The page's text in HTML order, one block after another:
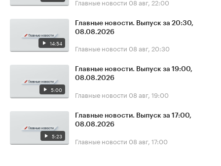
14:54
Главные новости. Выпуск за 20:30,
08.08.2026
Главные новости 08 авг, 20:30
5:00
Главные новости. Выпуск за 19:00,
08.08.2026
Главные новости 08 авг, 19:00
5:23
Главные новости. Выпуск за 17:00,
08.08.2026
Главные новости 08 авг, 17:00